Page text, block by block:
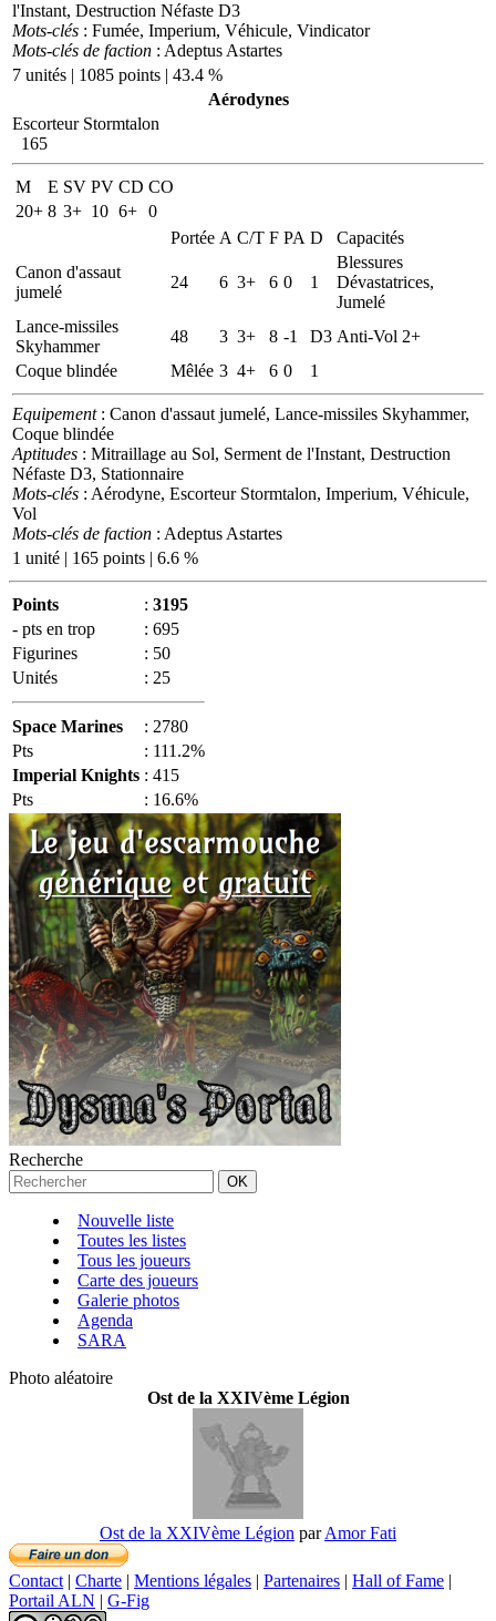
l'Instant, Destruction Néfaste D3
Mots-clés : Fumée, Imperium, Véhicule, Vindicator
Mots-clés de faction : Adeptus Astartes
7 unités | 1085 points | 43.4 %
Aérodynes
Escorteur Stormtalon
165
M E SV PV CD CO
20+ 8 3+ 10 6+ 0
Portée A C/T F PA D
Capacités
Canon d'assaut
jumelé
24 6 3+ 6 0 1
Blessures
Dévastatrices,
Jumelé
Lance-missiles
Skyhammer
48 3 3+ 8 -1 D3 Anti-Vol 2+
Coque blindée
Mêlée 3 4+ 6 0 1
Equipement: Canon d'assaut jumelé, Lance-missiles Skyhammer,
Coque blindée
Aptitudes : Mitraillage au Sol, Serment de l'Instant, Destruction
Néfaste D3, Stationnaire
Mots-clés : Aérodyne, Escorteur Stormtalon, Imperium, Véhicule,
Vol
Mots-clés de faction : Adeptus Astartes
1 unité | 165 points | 6.6 %
Points : 3195
- pts en trop
: 695
Figurines
: 50
Unités
: 25
Space Marines : 2780
Pts
: 111.2%
Imperial Knights : 415
Pts
: 16.6%
Recherche
Nouvelle liste
Toutes les listes
Tous les joueurs
Carte des joueurs
Galerie photos
Agenda
SARA
Photo aléatoire
Ost de la XXIVème Légion
Ost de la XXIVème Légion parAmor Fati
Contact | Charte | Mentions légales | Partenaires | Hall of Fame |
Portail ALN | G-Fig